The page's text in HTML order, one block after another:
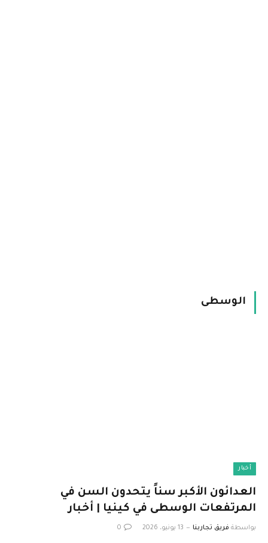
الوسطى
أخبار
العدائون الأكبر سناً يتحدون السن في
المرتفعات الوسطى في كينيا | أخبار
بواسطة فريق تجاربنا 13 يونيو، 2026 0